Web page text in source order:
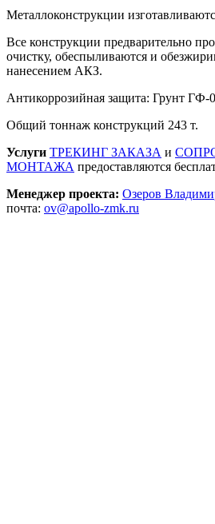
Металлоконструкции
Все конструкции предварительно
очистку, обеспыливаются и
нанесением АКЗ.
Антикоррозийная защита: Грунт ГФ-
Общий тоннаж конструкций 243 т.
Услуги ТРЕКИНГ ЗАКАЗА и
МОНТАЖА предоставляются
Менеджер проекта: Озеров
почта: ov@apollo-zmk.ru